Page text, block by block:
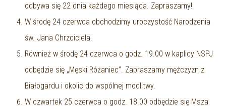
odbywa się 22 dnia każdego miesiąca. Zapraszamy!
W środę 24 czerwca obchodzimy uroczystość Narodzenia
św. Jana Chrzciciela.
Również w środę 24 czerwca o godz. 19.00 w kaplicy NSPJ
odbędzie się „Męski Różaniec”. Zapraszamy mężczyzn z
Białogardu i okolic do wspólnej modlitwy.
W czwartek 25 czerwca o godz. 18.00 odbędzie się Msza